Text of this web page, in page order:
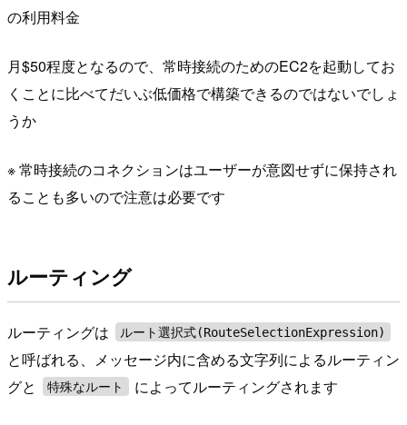
の利用料金
月$50程度となるので、常時接続のためのEC2を起動してお
くことに比べてだいぶ低価格で構築できるのではないでしょ
うか
※ 常時接続のコネクションはユーザーが意図せずに保持され
ることも多いので注意は必要です
ルーティング
ルーティングは ルート選択式(RouteSelectionExpression)
と呼ばれる、メッセージ内に含める文字列によるルーティン
グと
特殊なルート によってルーティングされます